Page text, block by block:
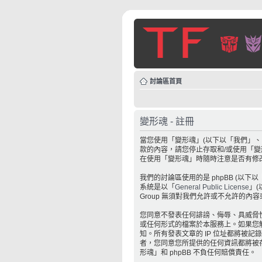
討論區首頁
變形魂 - 註冊
當您使用「變形魂」(以下以「我們」
款的內容，請您停止存取和/或使用「
在使用「變形魂」時隨時注意是否有
我們的討論區使用的是 phpBB (以下
系統是以「 General Public License 」(
Group 無須對我們允許或不允許的內
您同意不發表任何誹謗、侮辱、具威
或任何形式的檔案於本服務上。如果
知。所有發表文章的 IP 位址都將被記
者，您同意您所提供的任何資訊都將
形魂」和 phpBB 不負任何賠償責任。